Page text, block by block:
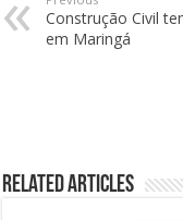
Construção Civil
em Maringá
Related Articles